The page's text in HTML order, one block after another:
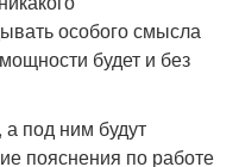
особого смысла
будет и без
под ним будут
пояснения по работе